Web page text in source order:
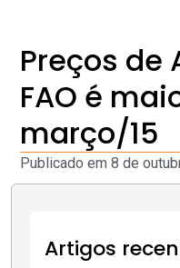
Preços de
FAO é
março/15
Publicado em 8 de
Artigos